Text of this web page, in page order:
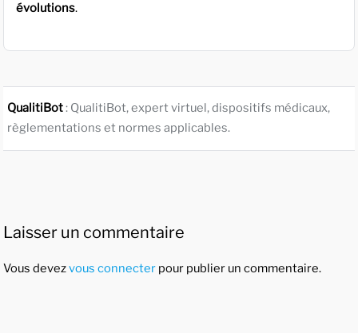
évolutions.
QualitiBot: QualitiBot, expert virtuel, dispositifs médicaux,
règlementations et normes applicables.
Laisser un commentaire
Vous devezvous connecter pour publier un commentaire.